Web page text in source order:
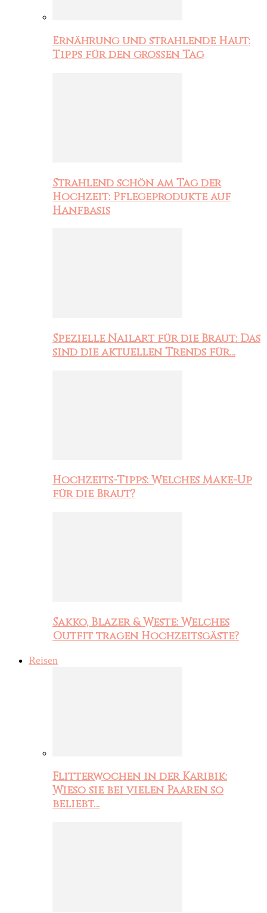
Ernährung und strahlende Haut:
Tipps für den großen Tag
Strahlend schön am Tag der
Hochzeit: Pflegeprodukte auf
Hanfbasis
Spezielle Nailart für die Braut: Das
sind die aktuellen Trends für…
Hochzeits-Tipps: Welches Make-Up
für die Braut?
Sakko, Blazer & Weste: Welches
Outfit tragen Hochzeitsgäste?
Reisen
Flitterwochen in der Karibik:
Wieso sie bei vielen Paaren so
beliebt…